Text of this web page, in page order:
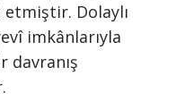
Dolaylı
imkânlarıyla
davranış